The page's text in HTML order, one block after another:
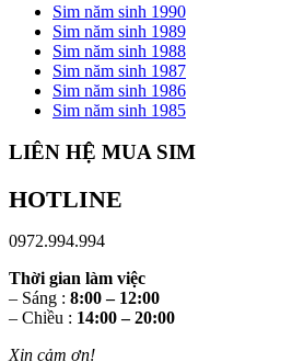
Sim năm sinh 1990
Sim năm sinh 1989
Sim năm sinh 1988
Sim năm sinh 1987
Sim năm sinh 1986
Sim năm sinh 1985
LIÊN HỆ MUA SIM
HOTLINE
0972.994.994
Thời gian làm việc
– Sáng : 8:00 – 12:00
– Chiều : 14:00 – 20:00
Xin cảm ơn!